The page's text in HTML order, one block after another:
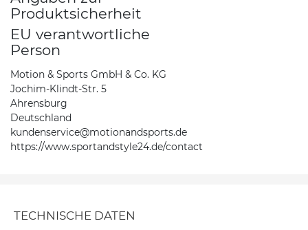
Produktsicherheit
EU verantwortliche
Person
Motion & Sports GmbH & Co. KG
Jochim-Klindt-Str. 5
Ahrensburg
Deutschland
kundenservice@motionandsports.de
https://www.sportandstyle24.de/contact
TECHNISCHE DATEN